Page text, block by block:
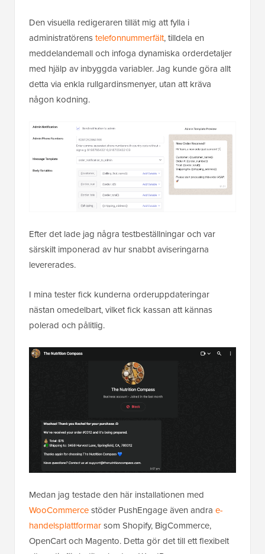
Den visuella redigeraren tillät mig att fylla i
administratörenstelefonnummerfält, tilldela en
meddelandemall och infoga dynamiska orderdetaljer
med hjälp av inbyggda variabler. Jag kunde göra allt
detta via enkla rullgardinsmenyer, utan att kräva
någon kodning.
Efter det lade jag några testbeställningar och var
särskilt imponerad av hur snabbt aviseringarna
levererades.
I mina tester fick kunderna orderuppdateringar
nästan omedelbart, vilket fick kassan att kännas
polerad och pålitlig.
Medan jag testade den här installationen med
WooCommercestöder PushEngage även andra e-
handelsplattformarsom Shopify, BigCommerce,
OpenCart och Magento. Detta gör det till ett flexibelt